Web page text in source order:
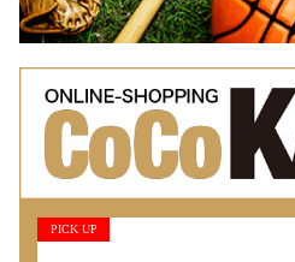
PICK UP